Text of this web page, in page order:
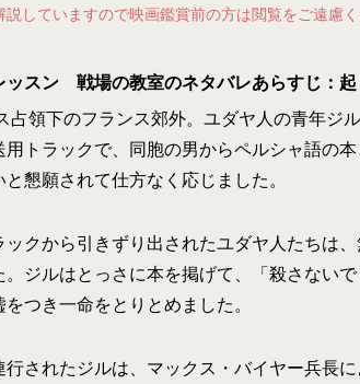
していますので映画鑑賞前の方は閲覧をご遠慮く
ッスン 戦場の教室のネタバレあらすじ：起
占領下のフランス郊外。ユダヤ人の青年ジ
用トラックで、同胞の男からペルシャ語の
懇願されて仕方なく応じました。
ックから引きずり出されたユダヤ人たちは
。ジルはとっさに本を掲げて、「殺さない
つき一命をとりとめました。
行されたジルは、マックス・バイヤー兵長